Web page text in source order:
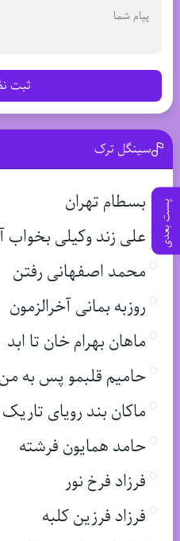
پست بعدی
ثبت
سینگل ترک
بسطام تهران
علی زند وکیلی بخواب
محمد اصفهانی رفتن
روزبه بمانی آخرالزمون
ماهان بهرام خان تا ابد
حامیم قلبمو پس به
ماکان بند رویای تاریک
حامد همایون فرشته
فرزاد فرخ نور
فرزاد فرزین کلبه